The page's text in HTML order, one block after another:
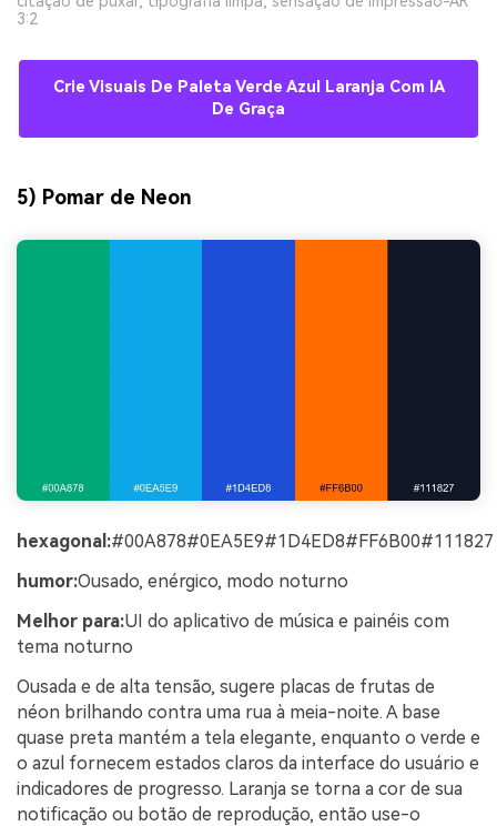
3:2
Crie Visuais De Paleta Verde Azul Laranja Com IA
De Graça
5) Pomar de Neon
hexagonal:#00A878#0EA5E9#1D4ED8#FF6B00#111827
humor:Ousado, enérgico, modo noturno
Melhor para:UI do aplicativo de música e painéis com
tema noturno
Ousada e de alta tensão, sugere placas de frutas de
néon brilhando contra uma rua à meia-noite. A base
quase preta mantém a tela elegante, enquanto o verde e
o azul fornecem estados claros da interface do usuário e
indicadores de progresso. Laranja se torna a cor de sua
notificação ou botão de reprodução, então use-o